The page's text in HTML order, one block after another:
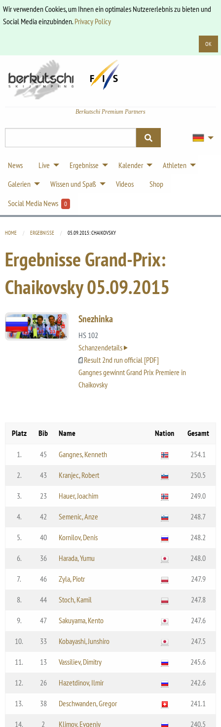
Wir verwenden Cookies, um Ihnen ein optimales Nutzererlebnis zu bieten und
Social Media einzubinden.Privacy Policy
OK
Berkutschi Premium Partners
News Live Ergebnisse Kalender
Athleten
Galerien
Wissen und Spaß Videos
Shop
Social Media News
0
HOME ERGEBNISSE CURRENT:
05.09.2015: CHAIKOVSKY
Ergebnisse Grand-Prix:
Chaikovsky05.09.2015
Snezhinka
HS 102
Schanzendetails
Result 2nd run official [PDF]
Gangnes gewinnt Grand Prix Premiere in
Chaikovsky
Platz Bib Name Nation Gesamt
1. 45 Gangnes, Kenneth 254.1
2. 43 Kranjec, Robert 250.5
3. 23 Hauer, Joachim 249.0
4. 42 Semenic, Anze 248.7
5. 40 Kornilov, Denis 248.2
6. 36 Harada, Yumu 248.0
7. 46 Zyla, Piotr 247.9
8. 44 Stoch, Kamil 247.8
9. 47 Sakuyama, Kento 247.6
10. 33 Kobayashi, Junshiro 247.5
11. 13 Vassiliev, Dimitry 245.6
12. 26 Hazetdinov, Ilmir 242.6
13. 38 Deschwanden, Gregor 241.1
14. 2 Klimov, Evgeniy 240.5